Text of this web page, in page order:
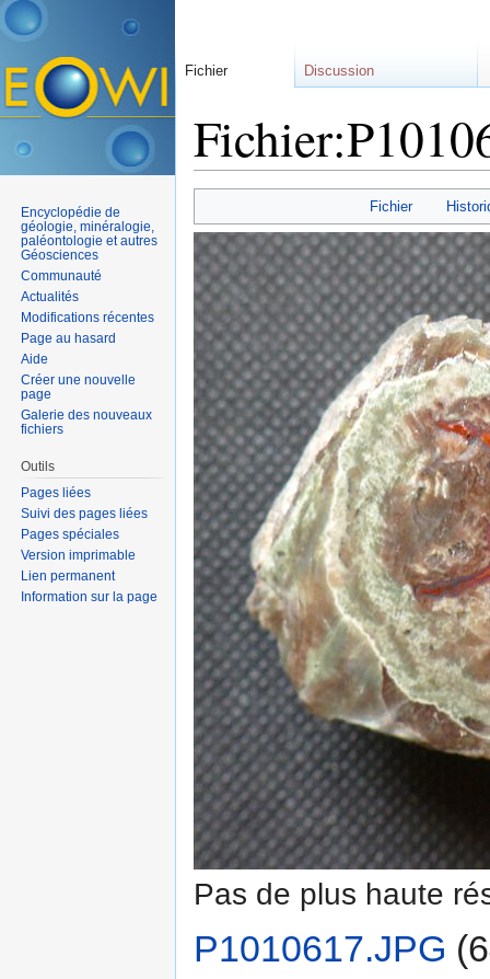
Fichier
Pas de plus haute
P1010617.JPG
Fichier Discussion
Encyclopédie de
géologie, minéralogie,
paléontologie et autres
Géosciences
Communauté
Actualités
Modifications récentes
Page au hasard
Aide
Créer une nouvelle
page
Galerie des nouveaux
fichiers
Outils
Pages liées
Suivi des pages liées
Pages spéciales
Version imprimable
Lien permanent
Information sur la page